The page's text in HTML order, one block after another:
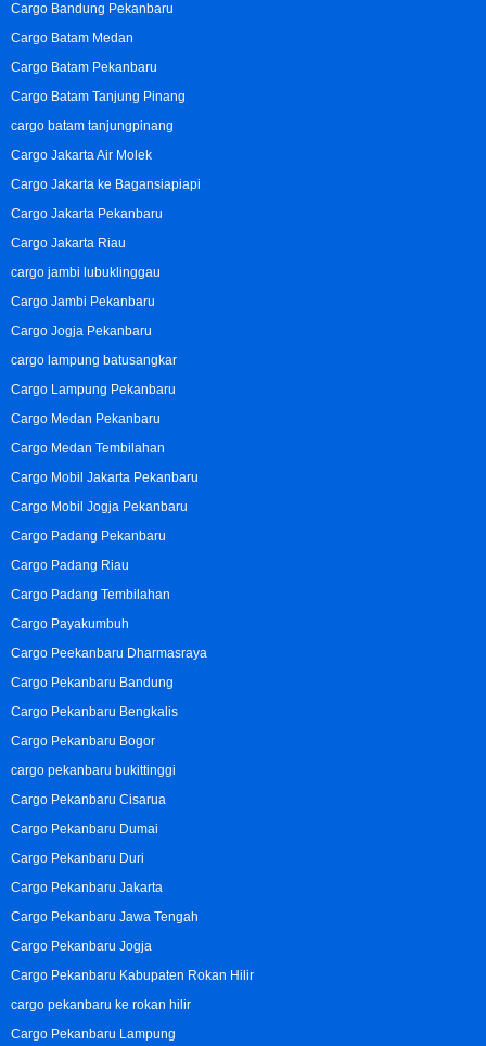
Cargo Bandung Pekanbaru
Cargo Batam Medan
Cargo Batam Pekanbaru
Cargo Batam Tanjung Pinang
cargo batam tanjungpinang
Cargo Jakarta Air Molek
Cargo Jakarta ke Bagansiapiapi
Cargo Jakarta Pekanbaru
Cargo Jakarta Riau
cargo jambi lubuklinggau
Cargo Jambi Pekanbaru
Cargo Jogja Pekanbaru
cargo lampung batusangkar
Cargo Lampung Pekanbaru
Cargo Medan Pekanbaru
Cargo Medan Tembilahan
Cargo Mobil Jakarta Pekanbaru
Cargo Mobil Jogja Pekanbaru
Cargo Padang Pekanbaru
Cargo Padang Riau
Cargo Padang Tembilahan
Cargo Payakumbuh
Cargo Peekanbaru Dharmasraya
Cargo Pekanbaru Bandung
Cargo Pekanbaru Bengkalis
Cargo Pekanbaru Bogor
cargo pekanbaru bukittinggi
Cargo Pekanbaru Cisarua
Cargo Pekanbaru Dumai
Cargo Pekanbaru Duri
Cargo Pekanbaru Jakarta
Cargo Pekanbaru Jawa Tengah
Cargo Pekanbaru Jogja
Cargo Pekanbaru Kabupaten Rokan Hilir
cargo pekanbaru ke rokan hilir
Cargo Pekanbaru Lampung